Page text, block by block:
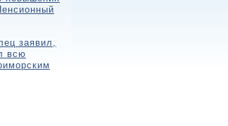
заявил,
всю